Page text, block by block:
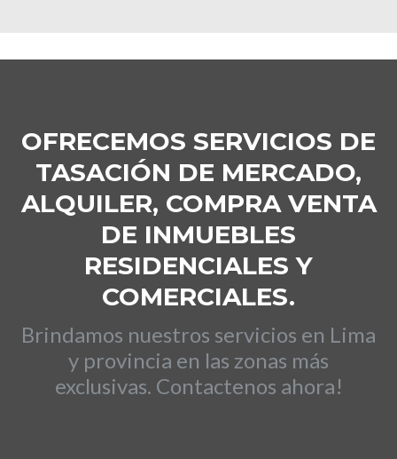
Password
Lost your password?
OFRECEMOS SERVICIOS DE
TASACIÓN DE MERCADO,
ALQUILER, COMPRA VENTA
DE INMUEBLES
RESIDENCIALES Y
COMERCIALES.
Brindamos nuestros servicios en Lima
y provincia en las zonas más
exclusivas. Contactenos ahora!